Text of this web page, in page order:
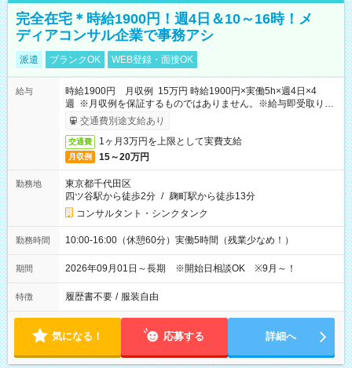
完全在宅＊時給1900円！週4日＆10～16時！メ
ディアコンサル企業で事務アシ
派遣 ブランクOK WEB登録・面接OK
給与
時給1900円 月収例 15万円 時給1900円×実働5h×週4日×4
週 ※月収例を保証するものではありません。※給与即受取りサ
ービス利用可（利用条件有）
交通費別途支給あり
交通費 1ヶ月3万円を上限として実費支給
月収例 15～20万円
勤務地
東京都千代田区
四ツ谷駅から徒歩2分 / 麹町駅から徒歩13分
コンサルタント・シンクタンク
勤務時間 10:00-16:00（休憩60分）実働5時間（残業少なめ！）
期間 2026年09月01日～長期 ※開始日相談OK ※9月～！
特徴 履歴書不要 / 服装自由
気になる！ 応募する 詳細へ